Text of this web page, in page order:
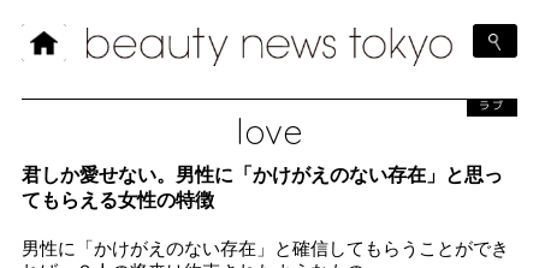
love
ラブ
君しか愛せない。男性に「かけがえのない存在」と思っ
てもらえる女性の特徴
男性に「かけがえのない存在」と確信してもらうことができ